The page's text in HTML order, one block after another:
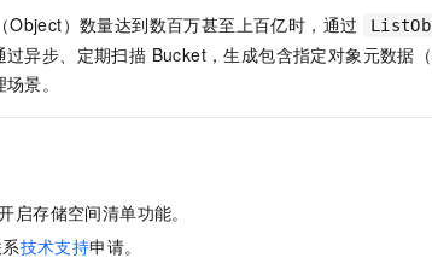
）数量达到数百万甚至上百亿时，通过
异步、定期扫描 Bucket，生成包含指定对象元数据
景。
启存储空间清单功能。
技术支持申请。
Kimi-K3 NEW
Kimi 最新旗舰模型，长程编程与推理利器
GLM-5.2
1M上下文，专为长程任务能力而生
人工智能平台 PAI 大模型
一站式AI开发、训练和推理服务
Qoder CN
Qoder
面向真实软件
Hermes Agent，打造自进化智能体
自主进化，持久记忆，越用越聪明
Claude Code + GStack 打造工程团队
5 分钟轻松
Token Plan 模型订阅计划 NEW
Qwen3.8-Max 首发尝鲜，限时加量 10 倍，夜间低至2折
千问办公，限时限量积分加倍
Night Plan 支持 Qwen 3.8-Max
AI 广告创作
图文、视频一
OCR 文字识别
发票查验
企业应用
JAVA
云网络合作
企业成长
服务实践
信息公告
官网公告
看见新力量
金融模力时刻
魔搭